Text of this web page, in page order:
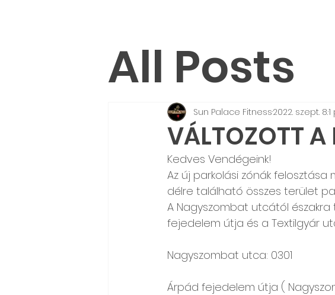
All Posts
VÁLTOZOTT A
Sun Palace Fitness2022. szept. 8.
Kedves Vendégeink!
Az új parkolási zónák
délre található összes terület
A Nagyszombat utcától
fejedelem útja és a Textilgyár
Nagyszombat utca: 0301
Árpád fejedelem útja (